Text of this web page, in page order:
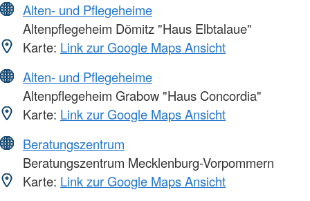
Alten- und Pflegeheime
Altenpflegeheim Dömitz "Haus Elbtalaue"
Karte: Link zur Google Maps Ansicht
Alten- und Pflegeheime
Altenpflegeheim Grabow "Haus Concordia"
Karte: Link zur Google Maps Ansicht
Beratungszentrum
Beratungszentrum Mecklenburg-Vorpommern
Karte: Link zur Google Maps Ansicht